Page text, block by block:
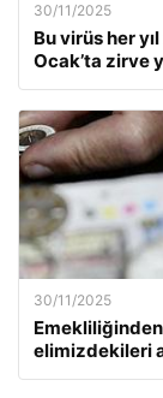
30/11/2025
Bu virüs her
Ocak’ta zirve
30/11/2025
elimizdekileri